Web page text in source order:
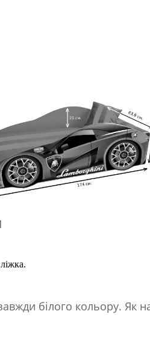
білого кольору. Як